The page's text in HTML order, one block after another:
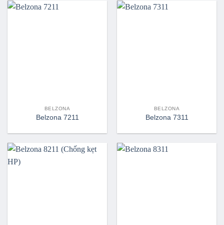
BELZONA
Belzona 7211
BELZONA
Belzona 7311